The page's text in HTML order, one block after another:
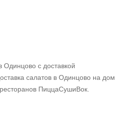
Одинцово с доставкой
салатов в Одинцово на дом.
ПиццаСушиВок.